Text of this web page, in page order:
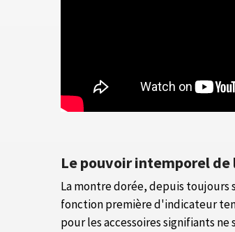
Le pouvoir intemporel
La montre dorée, depuis toujours
fonction première d'indicateur
pour les accessoires signifiants